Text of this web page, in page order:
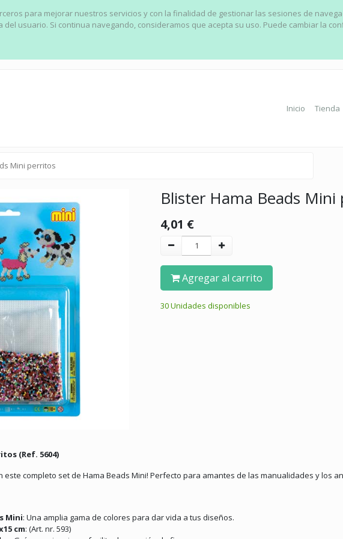
para mejorar nuestros servicios y con la finalidad de gestionar las sesiones de
del usuario. Si continua navegando, consideramos que acepta su uso. Puede cambiar la
Inicio Tienda
Mini perritos
Blister Hama Beads
4,01 €
Agregar al carrito
30 Unidades disponibles
(Ref. 5604)
completo set de Hama Beads Mini! Perfecto para amantes de las manualidades y los
Mini: Una amplia gama de colores para dar vida a tus diseños.
cm: (Art. nr. 593)